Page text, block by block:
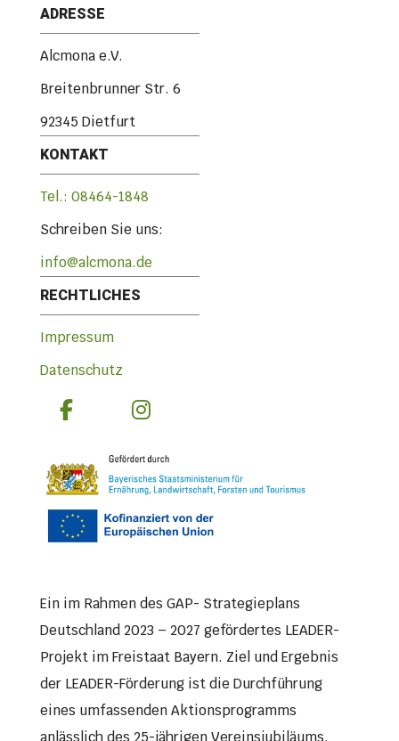
ADRESSE
Alcmona e.V.
Breitenbrunner Str. 6
92345 Dietfurt
KONTAKT
Tel.: 08464-1848
Schreiben Sie uns:
info@alcmona.de
RECHTLICHES
Impressum
Datenschutz
Ein im Rahmen des GAP- Strategieplans
Deutschland 2023 – 2027 gefördertes LEADER-
Projekt im Freistaat Bayern. Ziel und Ergebnis
der LEADER-Förderung ist die Durchführung
eines umfassenden Aktionsprogramms
anlässlich des 25-jährigen Vereinsjubiläums.